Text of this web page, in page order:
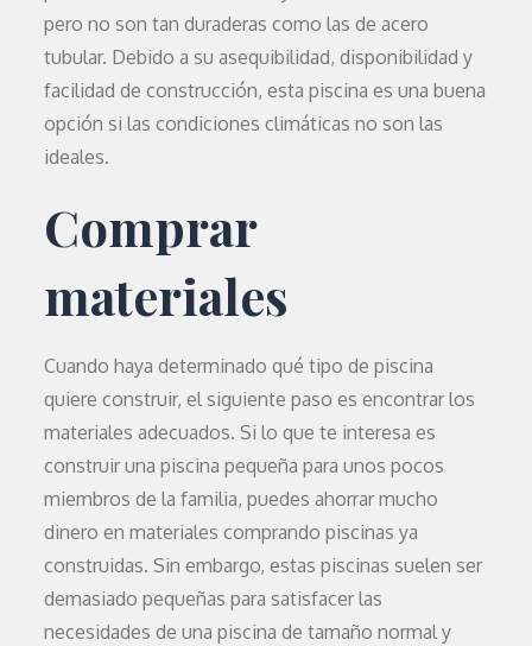
pero no son tan duraderas como las de acero
tubular. Debido a su asequibilidad, disponibilidad y
facilidad de construcción, esta piscina es una buena
opción si las condiciones climáticas no son las
ideales.
Comprar
materiales
Cuando haya determinado qué tipo de piscina
quiere construir, el siguiente paso es encontrar los
materiales adecuados. Si lo que te interesa es
construir una piscina pequeña para unos pocos
miembros de la familia, puedes ahorrar mucho
dinero en materiales comprando piscinas ya
construidas. Sin embargo, estas piscinas suelen ser
demasiado pequeñas para satisfacer las
necesidades de una piscina de tamaño normal y